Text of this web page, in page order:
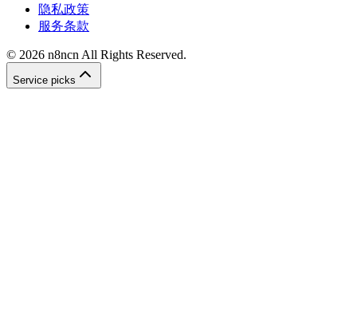
隐私政策
服务条款
© 2026 n8ncn All Rights Reserved.
Service picks